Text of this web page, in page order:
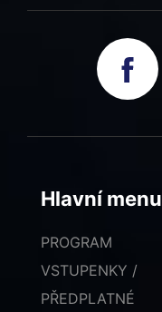
Hlavní menu
PROGRAM
VSTUPENKY /
PŘEDPLATNÉ